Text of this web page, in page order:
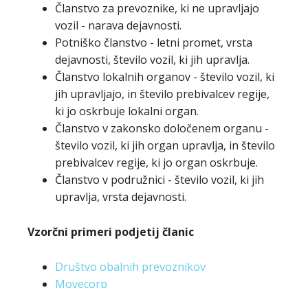
Članstvo za prevoznike, ki ne upravljajo
vozil - narava dejavnosti.
Potniško članstvo - letni promet, vrsta
dejavnosti, število vozil, ki jih upravlja.
Članstvo lokalnih organov - število vozil, ki
jih upravljajo, in število prebivalcev regije,
ki jo oskrbuje lokalni organ.
Članstvo v zakonsko določenem organu -
število vozil, ki jih organ upravlja, in število
prebivalcev regije, ki jo organ oskrbuje.
Članstvo v podružnici - število vozil, ki jih
upravlja, vrsta dejavnosti.
Vzorčni primeri podjetij članic
Društvo obalnih prevoznikov
Movecorp